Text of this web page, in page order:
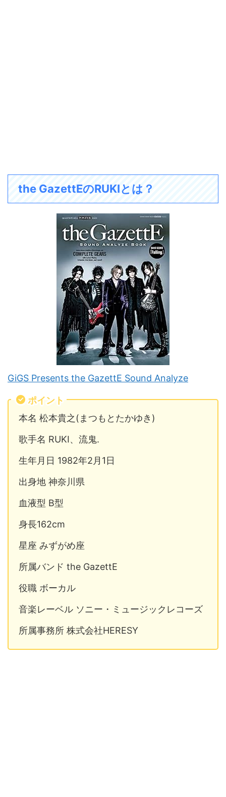
the GazettEのRUKIとは？
GiGS Presents the GazettE Sound Analyze
ポイント
本名 松本貴之(まつもとたかゆき)
歌手名 RUKI、流鬼.
生年月日 1982年2月1日
出身地 神奈川県
血液型 B型
身長162cm
星座 みずがめ座
所属バンド the GazettE
役職 ボーカル
音楽レーベル ソニー・ミュージックレコーズ
所属事務所 株式会社HERESY